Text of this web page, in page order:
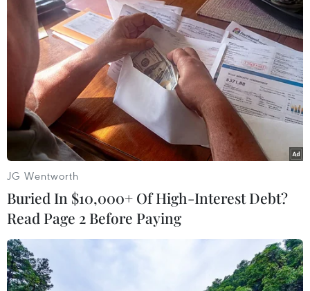
#Đại gia công nghệ #Facebook
#GAFA
#Liên minh châu Âu
#Amazon
#Kỹ thuật số
#Shinzo Abe
Nhật Bản
TIN LIÊN QUAN
JG Wentworth
Buried In $10,000+ Of High-Interest Debt?
Read Page 2 Before Paying